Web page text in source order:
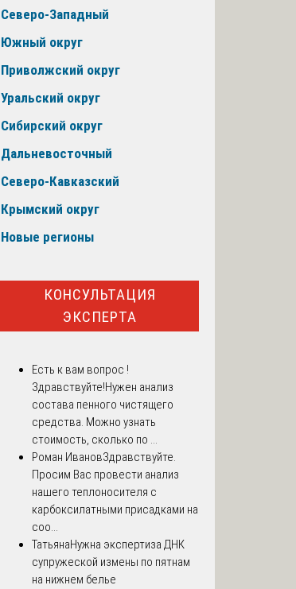
Северо-Западный
Южный округ
Приволжский округ
Уральский округ
Сибирский округ
Дальневосточный
Северо-Кавказский
Крымский округ
Новые регионы
КОНСУЛЬТАЦИЯ
ЭКСПЕРТА
Есть к вам вопрос !
Здравствуйте!Нужен анализ
состава пенного чистящего
средства. Можно узнать
стоимость, сколько по ...
Роман ИвановЗдравствуйте.
Просим Вас провести анализ
нашего теплоносителя с
карбоксилатными присадками на
соо...
ТатьянаНужна экспертиза ДНК
супружеской измены по пятнам
на нижнем белье